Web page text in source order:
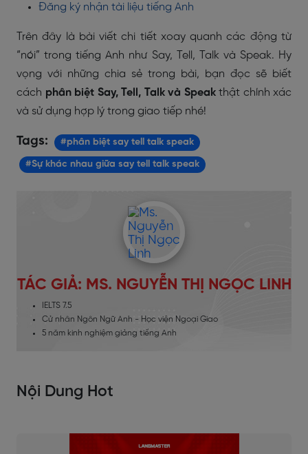
Đăng ký nhận tài liệu tiếng Anh
Trên đây là bài viết chi tiết xoay quanh các động từ
“nói” trong tiếng Anh như Say, Tell, Talk và Speak. Hy
vọng với những chia sẻ trong bài, bạn đọc sẽ biết
cách phân biệt Say, Tell, Talk và Speakthật chính xác
và sử dụng hợp lý trong giao tiếp nhé!
Tags: #phân biệt say tell talk speak
#Sự khác nhau giữa say tell talk speak
TÁC GIẢ: MS. NGUYỄN THỊ NGỌC LINH
IELTS 7.5
Cử nhân Ngôn Ngữ Anh - Học viện Ngoại Giao
5 năm kinh nghiệm giảng tiếng Anh
Nội Dung Hot